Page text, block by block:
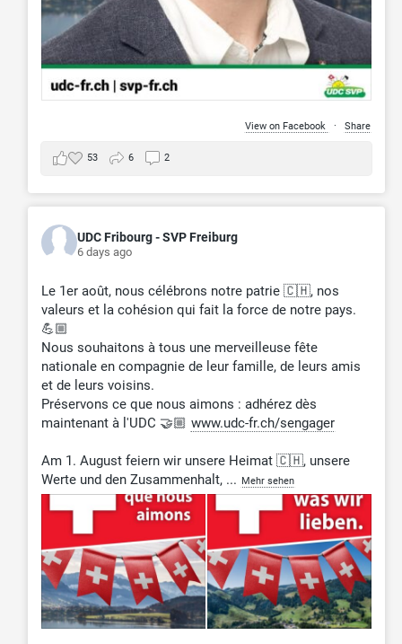
View on Facebook · Share
53 6 2
UDC Fribourg - SVP Freiburg
6 days ago
Le 1er août, nous célébrons notre patrie 🇨🇭, nos
valeurs et la cohésion qui fait la force de notre pays.
💪🏼
Nous souhaitons à tous une merveilleuse fête
nationale en compagnie de leur famille, de leurs amis
et de leurs voisins.
Préservons ce que nous aimons : adhérez dès
maintenant à l'UDC 🤝🏼 www.udc-fr.ch/sengager
Am 1. August feiern wir unsere Heimat 🇨🇭, unsere
Werte und den Zusammenhalt, ... Mehr sehen